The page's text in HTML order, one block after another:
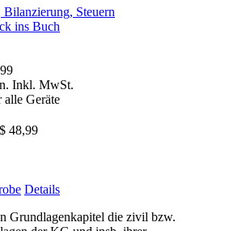
Steuern
ins Buch
Inkl. MwSt.
Geräte
48,99
Details
Grundlagenkapitel die zivil bzw.